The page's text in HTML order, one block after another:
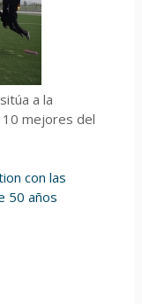
a la
mejores del
con las
50 años